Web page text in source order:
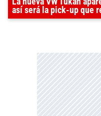
así será la pick-up que